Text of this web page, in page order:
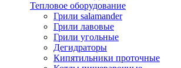
Тепловое оборудование
Грили salamander
Грили лавовые
Грили угольные
Дегидраторы
Кипятильники проточные